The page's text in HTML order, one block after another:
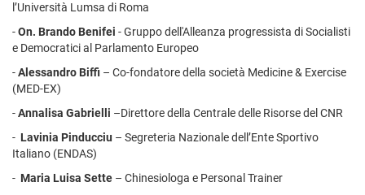
l’Università Lumsa di Roma
-On. Brando Benifei - Gruppo dell'Alleanza progressista di Socialisti
e Democratici al Parlamento Europeo
-Alessandro Biffi – Co-fondatore della società Medicine & Exercise
(MED-EX)
-Annalisa Gabrielli –Direttore della Centrale delle Risorse del CNR
- Lavinia Pinducciu – Segreteria Nazionale dell’Ente Sportivo
Italiano (ENDAS)
- Maria Luisa Sette – Chinesiologa e Personal Trainer